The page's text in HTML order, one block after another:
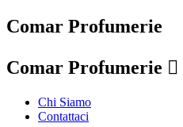
Comar Profumerie
Comar Profumerie 
Chi Siamo
Contattaci